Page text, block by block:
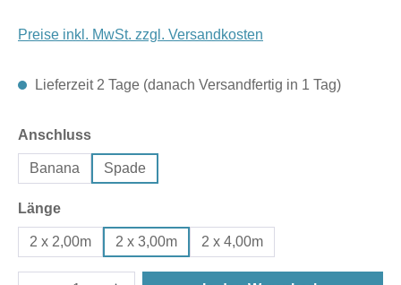
Preise inkl. MwSt. zzgl. Versandkosten
Lieferzeit 2 Tage (danach Versandfertig in 1 Tag)
Anschlussauswählen
Banana Spade
Längeauswählen
2 x 2,00m 2 x 3,00m 2 x 4,00m